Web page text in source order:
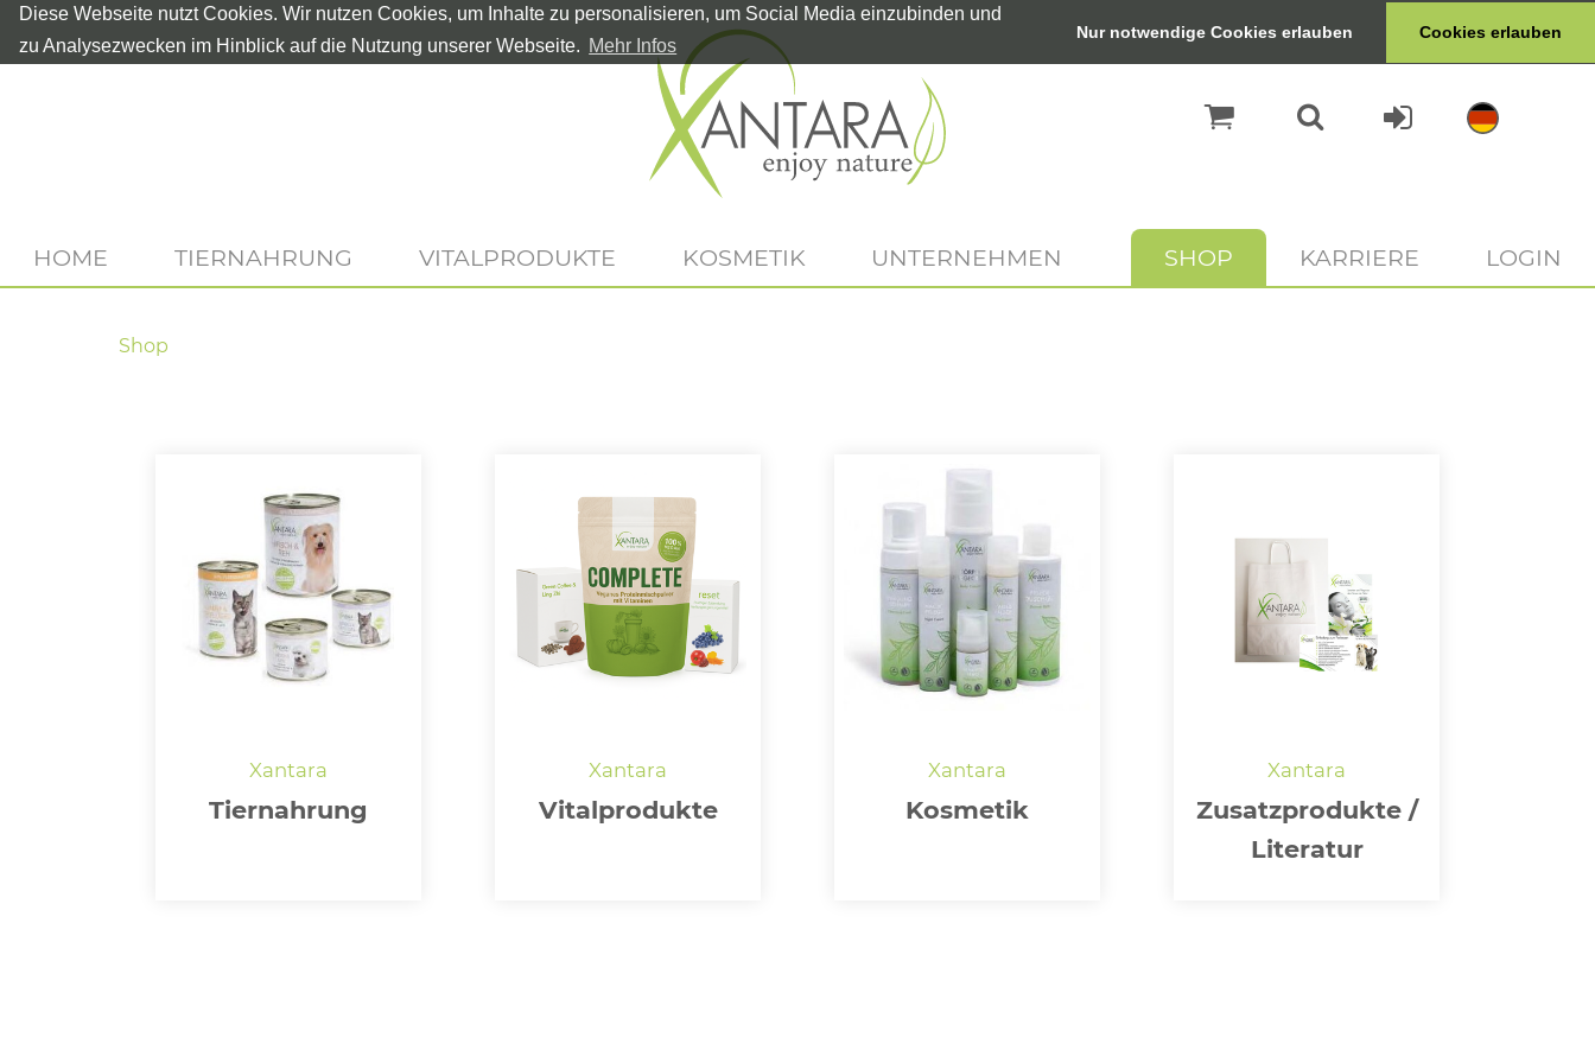
Diese Webseite nutzt Cookies. Wir nutzen Cookies, um Inhalte zu personalisieren, um Social Media einzubinden und
zu Analysezwecken im Hinblick auf die Nutzung unserer Webseite. Mehr Infos
Nur notwendige Cookies erlauben Cookies erlauben
HOME TIERNAHRUNG VITALPRODUKTE KOSMETIK UNTERNEHMEN SHOP KARRIERE LOGIN
Shop
Tiernahrung Vitalprodukte Kosmetik
Zusatzprodukte /
Literatur